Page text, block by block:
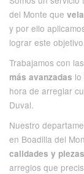
del Monte que
y por ello
lograr este objetivo.
Trabajamos con las
más avanzadas
hora de arreglar
Duval.
Nuestro
en Boadilla del
calidades y
arreglos que